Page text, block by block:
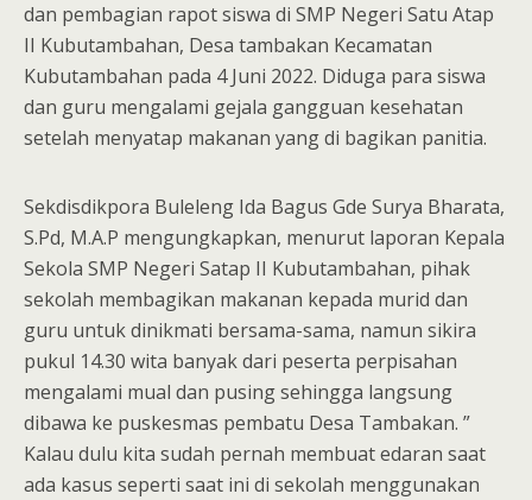
dan pembagian rapot siswa di SMP Negeri Satu Atap
II Kubutambahan, Desa tambakan Kecamatan
Kubutambahan pada 4 Juni 2022. Diduga para siswa
dan guru mengalami gejala gangguan kesehatan
setelah menyatap makanan yang di bagikan panitia.
Sekdisdikpora Buleleng Ida Bagus Gde Surya Bharata,
S.Pd, M.A.P mengungkapkan, menurut laporan Kepala
Sekola SMP Negeri Satap II Kubutambahan, pihak
sekolah membagikan makanan kepada murid dan
guru untuk dinikmati bersama-sama, namun sikira
pukul 14.30 wita banyak dari peserta perpisahan
mengalami mual dan pusing sehingga langsung
dibawa ke puskesmas pembatu Desa Tambakan. ”
Kalau dulu kita sudah pernah membuat edaran saat
ada kasus seperti saat ini di sekolah menggunakan